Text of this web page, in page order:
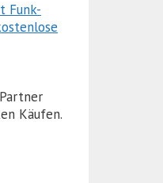
Funk-
Käufen.